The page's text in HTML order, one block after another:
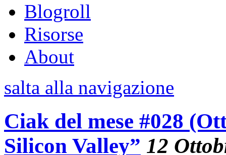
Blogroll
Risorse
About
salta alla navigazione
Ciak del mese #028
Silicon Valley” 12